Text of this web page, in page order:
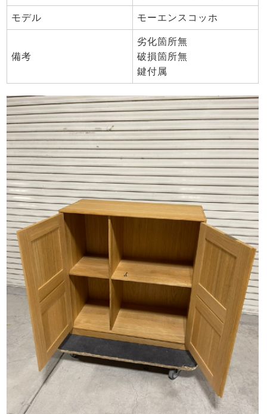
モデル モーエンスコッホ
備考
劣化箇所無
破損箇所無
鍵付属